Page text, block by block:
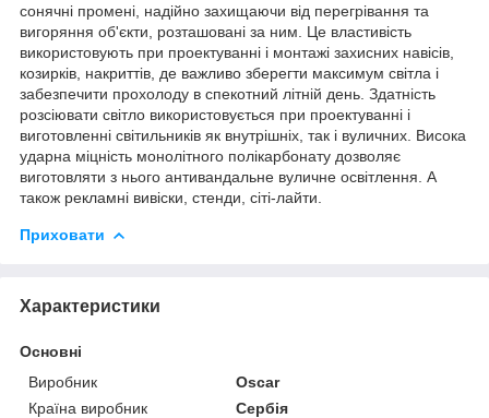
сонячні промені, надійно захищаючи від перегрівання та
вигоряння об'єкти, розташовані за ним. Це властивість
використовують при проектуванні і монтажі захисних навісів,
козирків, накриттів, де важливо зберегти максимум світла і
забезпечити прохолоду в спекотний літній день. Здатність
розсіювати світло використовується при проектуванні і
виготовленні світильників як внутрішніх, так і вуличних. Висока
ударна міцність монолітного полікарбонату дозволяє
виготовляти з нього антивандальне вуличне освітлення. А
також рекламні вивіски, стенди, сіті-лайти.
Приховати
Характеристики
Основні
Виробник
Oscar
Країна виробник
Сербія